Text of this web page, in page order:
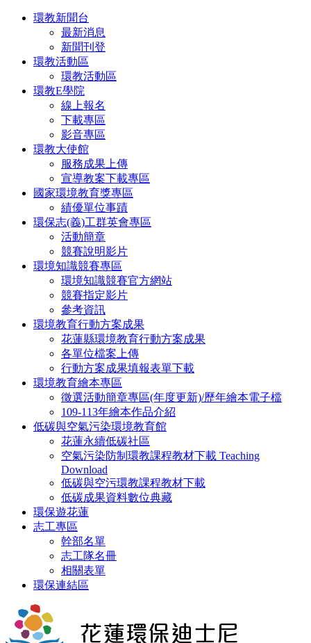
環教新聞台
最新消息
新聞刊登
環教活動區
環教活動區
環教E學院
線上報名
下載專區
影音專區
環教大使館
服務成果上傳
宣導教案下載專區
國家環境教育獎專區
績優單位事蹟
環保志(義)工群英會專區
活動簡章
競賽說明影片
環境知識競賽專區
環境知識競賽官方網站
競賽指定影片
參考資訊
環境教育行動方案成果
花蓮縣環境教育行動方案成果
各單位檔案上傳
行動方案成果填報表單下載
環境教育繪本專區
徵選活動簡章專區(年度更新)/歷年繪本電子檔
109-113年繪本作品介紹
低碳與空氣污染環境教育館
花蓮永續低碳社區
空氣污染防制環教課程教材下載 Teaching
Download
低碳與空污環教課程教材下載
低碳成果資料數位典藏
環保遊花蓮
志工專區
幹部名單
志工隊名冊
相關表單
環保連結區